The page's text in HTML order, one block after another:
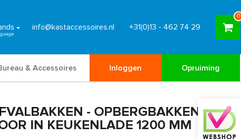
info@kastaccessoires.nl +31(0)13 - 462 74 29
0
& Accessoires Inloggen Opruiming
- OPBERGBAKKEN
IN KEUKENLADE 1200 MM